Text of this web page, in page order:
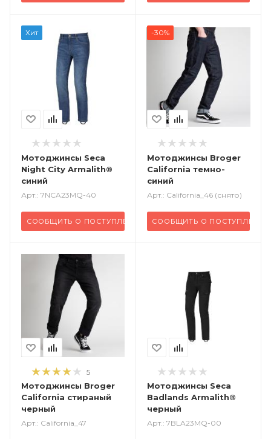
Хит
Мотоджинсы Seca
Night City Armalith®
синий
Арт.: 7NCA23MQ-40
СООБЩИТЬ О ПОСТУПЛЕНИИ
-30%
Мотоджинсы Broger
California темно-
синий
Арт.: California_46 (снято)
СООБЩИТЬ О ПОСТУПЛЕНИИ
5
Мотоджинсы Broger
California стираный
черный
Арт.: California_47
Мотоджинсы Seca
Badlands Armalith®
черный
Арт.: 7BLA23MQ-00